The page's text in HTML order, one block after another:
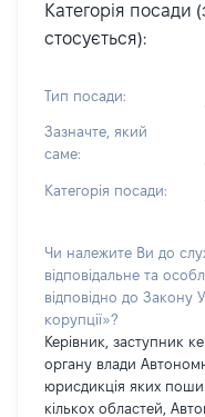
Категорія посади
стосується):
Тип посади:
Зазначте, який
саме:
Категорія посади:
Чи належите Ви до
відповідальне та
відповідно до Закону
корупції»?
Керівник, заступник
органу влади
юрисдикція яких
кількох областей,